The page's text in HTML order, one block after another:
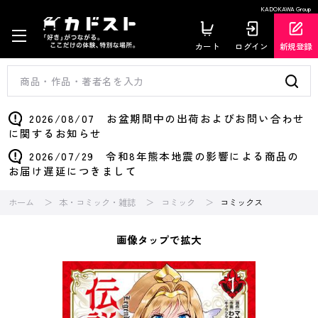
KADOKAWA Group
カート ログイン 新規登録
2026/08/07 お盆期間中の出荷およびお問い合わせ
に関するお知らせ
2026/07/29 令和8年熊本地震の影響による商品の
お届け遅延につきまして
ホーム 本・コミック・雑誌 コミック コミックス
画像タップで拡大